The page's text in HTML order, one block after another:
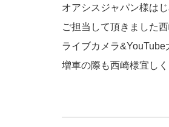
オアシスジャパン様は
ご担当して頂きました
ライブカメラ&YouTube
増車の際も西崎様宜し